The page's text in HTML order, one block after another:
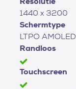
1440 x 3200
Schermtype
LTPO AMOLED
Randloos
Touchscreen